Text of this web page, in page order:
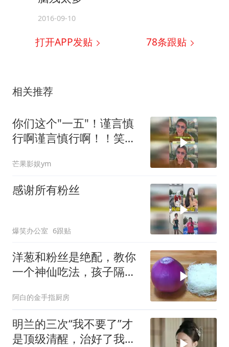
2016-09-10
打开APP发贴 78条跟贴
相关推荐
你们这个"一五"！谨言慎
行啊谨言慎行啊！！笑不
芒果影娱ym
感谢所有粉丝
爆笑办公室 6跟贴
洋葱和粉丝是绝配，教你
一个神仙吃法，孩子隔三
阿白的金手指厨房
明兰的三次“我不要了”才
是顶级清醒，治好了我的